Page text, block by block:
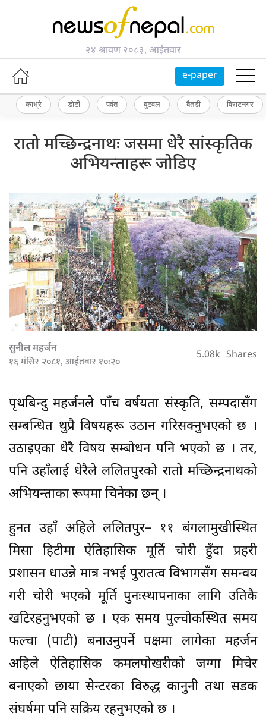
२४ श्रावण २०८३, आईतवार
e-paper
काभ्रे डोटी पर्वत बुटवल बैतडी विराटनगर
रातो मच्छिन्द्रनाथः जसमा धेरै सांस्कृतिक
अभियन्ताहरू जोडिए
सुनील महर्जन
१६ मंसिर २०८१, आईतवार १०:२० 5.08k Shares
पृथबिन्दु महर्जनले पाँच वर्षयता संस्कृति, सम्पदासँग
सम्बन्धित थुप्रै विषयहरू उठान गरिसक्नुभएको छ ।
उठाइएका धेरै विषय सम्बोधन पनि भएको छ । तर,
पनि उहाँलाई धेरैले ललितपुरको रातो मच्छिन्द्रनाथको
अभियन्ताका रूपमा चिनेका छन् ।
हुनत उहाँ अहिले ललितपुर– ११ बंगलामुखीस्थित
मिसा हिटीमा ऐतिहासिक मूर्ति चोरी हुँदा प्रहरी
प्रशासन धाउन्ने मात्र नभई पुरातत्व विभागसँग समन्वय
गरी चोरी भएको मूर्ति पुनःस्थापनाका लागि उतिकै
खटिरहनुभएको छ । एक समय पुल्चोकस्थित समय
फल्चा (पाटी) बनाउनुपर्ने पक्षमा लागेका महर्जन
अहिले ऐतिहासिक कमलपोखरीको जग्गा मिचेर
बनाएको छाया सेन्टरका विरुद्ध कानुनी तथा सडक
संघर्षमा पनि सक्रिय रहनुभएको छ ।